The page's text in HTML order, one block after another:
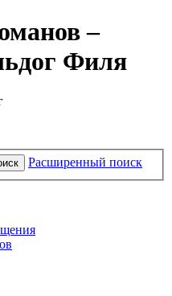
–
Филя
Расширенный поиск